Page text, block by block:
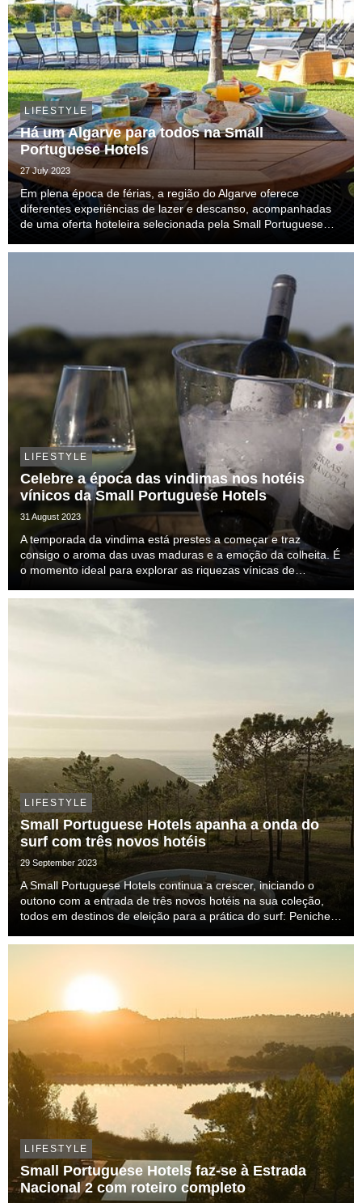
LIFESTYLE
Há um Algarve para todos na Small
Portuguese Hotels
27 July 2023
Em plena época de férias, a região do Algarve oferece
diferentes experiências de lazer e descanso, acompanhadas
de uma oferta hoteleira selecionada pela Small Portuguese
vista, pequenas praias em falésias recor...
LIFESTYLE
Celebre a época das vindimas nos hotéis
vínicos da Small Portuguese Hotels
31 August 2023
A temporada da vindima está prestes a começar e traz
consigo o aroma das uvas maduras e a emoção da colheita. É
o momento ideal para explorar as riquezas vínicas de
estão prontos para oferecer experiências únicas e...
LIFESTYLE
Small Portuguese Hotels apanha a onda do
surf com três novos hotéis
29 September 2023
A Small Portuguese Hotels continua a crescer, iniciando o
outono com a entrada de três novos hotéis na sua coleção,
todos em destinos de eleição para a prática do surf: Peniche,
LIFESTYLE
Small Portuguese Hotels faz-se à Estrada
Nacional 2 com roteiro completo